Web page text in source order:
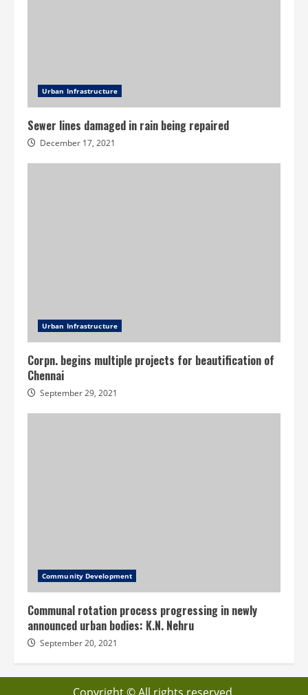
Urban Infrastructure
Sewer lines damaged in rain being repaired
December 17, 2021
Urban Infrastructure
Corpn. begins multiple projects for beautification of
Chennai
September 29, 2021
Community Development
Communal rotation process progressing in newly
announced urban bodies: K.N. Nehru
September 20, 2021